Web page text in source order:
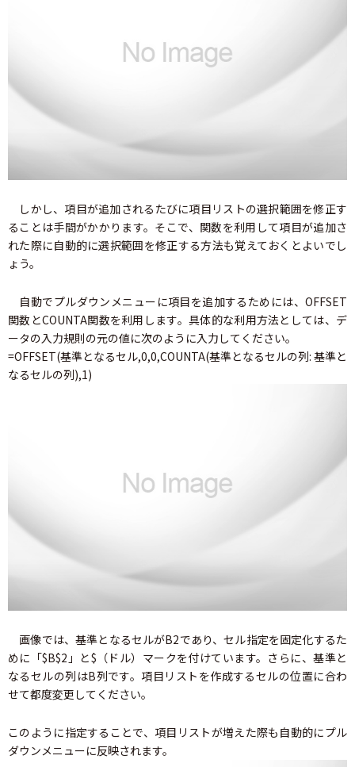
しかし、項目が追加されるたびに項目リストの選択範囲を修正す
ることは手間がかかります。そこで、関数を利用して項目が追加さ
れた際に自動的に選択範囲を修正する方法も覚えておくとよいでし
ょう。
自動でプルダウンメニューに項目を追加するためには、OFFSET
関数とCOUNTA関数を利用します。具体的な利用方法としては、デ
ータの入力規則の元の値に次のように入力してください。
=OFFSET(基準となるセル,0,0,COUNTA(基準となるセルの列: 基準と
なるセルの列),1)
画像では、基準となるセルがB2であり、セル指定を固定化するた
めに「$B$2」と$（ドル）マークを付けています。さらに、基準と
なるセルの列はB列です。項目リストを作成するセルの位置に合わ
せて都度変更してください。
このように指定することで、項目リストが増えた際も自動的にプル
ダウンメニューに反映されます。